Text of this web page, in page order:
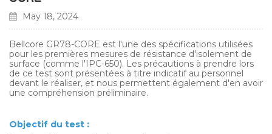
May 18, 2024
Bellcore GR78-CORE est l'une des spécifications utilisées
pour les premières mesures de résistance d'isolement de
surface (comme l'IPC-650). Les précautions à prendre lors
de ce test sont présentées à titre indicatif au personnel
devant le réaliser, et nous permettent également d'en avoir
une compréhension préliminaire.
Objectif du test :